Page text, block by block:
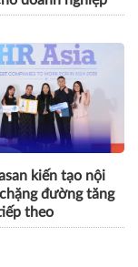
kiến tạo nội
đường tăng
theo